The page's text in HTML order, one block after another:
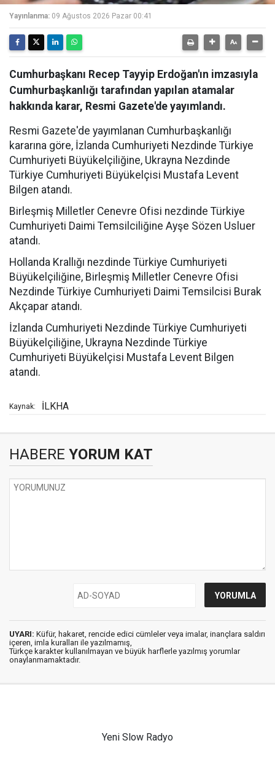
Yayınlanma: 09 Ağustos 2026 Pazar 00:41
Cumhurbaşkanı Recep Tayyip Erdoğan'ın imzasıyla
Cumhurbaşkanlığı tarafından yapılan atamalar
hakkında karar, Resmi Gazete'de yayımlandı.
Resmi Gazete'de yayımlanan Cumhurbaşkanlığı
kararına göre, İzlanda Cumhuriyeti Nezdinde Türkiye
Cumhuriyeti Büyükelçiliğine, Ukrayna Nezdinde
Türkiye Cumhuriyeti Büyükelçisi Mustafa Levent
Bilgen atandı.
Birleşmiş Milletler Cenevre Ofisi nezdinde Türkiye
Cumhuriyeti Daimi Temsilciliğine Ayşe Sözen Usluer
atandı.
Hollanda Krallığı nezdinde Türkiye Cumhuriyeti
Büyükelçiliğine, Birleşmiş Milletler Cenevre Ofisi
Nezdinde Türkiye Cumhuriyeti Daimi Temsilcisi Burak
Akçapar atandı.
İzlanda Cumhuriyeti Nezdinde Türkiye Cumhuriyeti
Büyükelçiliğine, Ukrayna Nezdinde Türkiye
Cumhuriyeti Büyükelçisi Mustafa Levent Bilgen
atandı.
Kaynak: İLKHA
HABERE YORUM KAT
UYARI: Küfür, hakaret, rencide edici cümleler veya imalar, inançlara saldırı
içeren, imla kuralları ile yazılmamış,
Türkçe karakter kullanılmayan ve büyük harflerle yazılmış yorumlar
onaylanmamaktadır.
Yeni Slow Radyo